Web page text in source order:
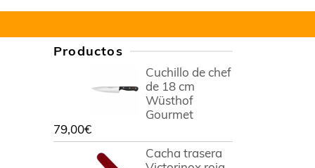
Productos
Cuchillo de chef
de 18 cm
Wüsthof
Gourmet
79,00€
Cacha trasera